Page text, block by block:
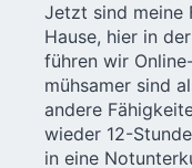
Jetzt sind meine
Hause, hier in
führen wir
mühsamer sind
andere
wieder 12-
in eine